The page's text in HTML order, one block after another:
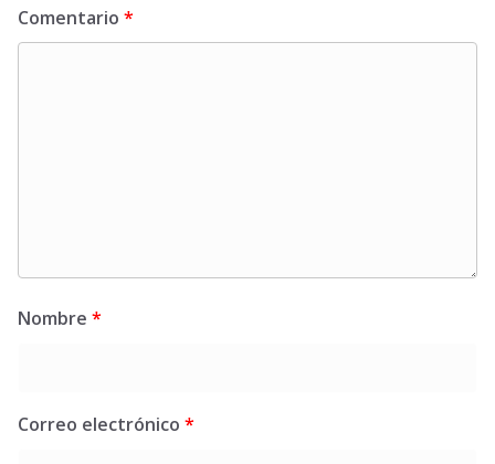
Comentario *
Nombre *
Correo electrónico *